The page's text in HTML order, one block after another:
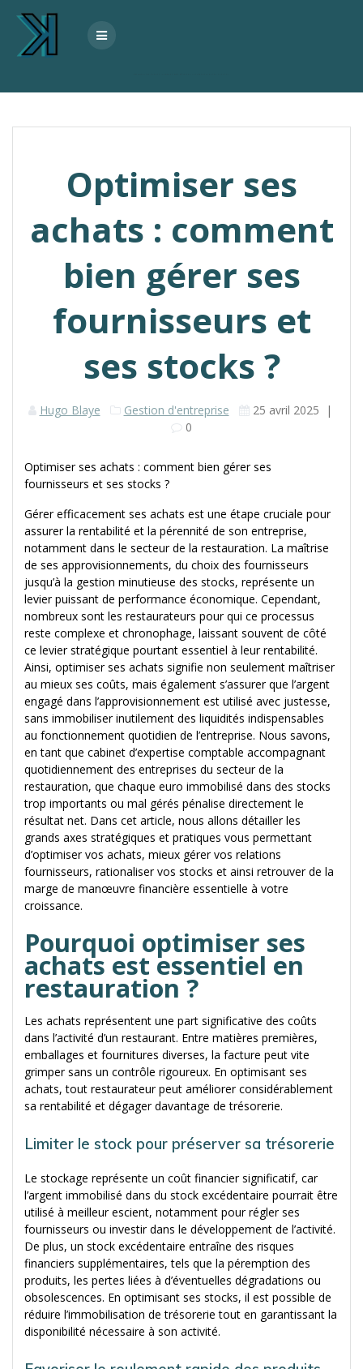
Optimiser ses
achats : comment
bien gérer ses
fournisseurs et
ses stocks ?
Hugo Blaye Gestion d'entreprise 25 avril 2025 |
0
Optimiser ses achats : comment bien gérer ses
fournisseurs et ses stocks ?
Gérer efficacement ses achats est une étape cruciale pour
assurer la rentabilité et la pérennité de son entreprise,
notamment dans le secteur de la restauration. La maîtrise
de ses approvisionnements, du choix des fournisseurs
jusqu’à la gestion minutieuse des stocks, représente un
levier puissant de performance économique. Cependant,
nombreux sont les restaurateurs pour qui ce processus
reste complexe et chronophage, laissant souvent de côté
ce levier stratégique pourtant essentiel à leur rentabilité.
Ainsi, optimiser ses achats signifie non seulement maîtriser
au mieux ses coûts, mais également s’assurer que l’argent
engagé dans l’approvisionnement est utilisé avec justesse,
sans immobiliser inutilement des liquidités indispensables
au fonctionnement quotidien de l’entreprise. Nous savons,
en tant que cabinet d’expertise comptable accompagnant
quotidiennement des entreprises du secteur de la
restauration, que chaque euro immobilisé dans des stocks
trop importants ou mal gérés pénalise directement le
résultat net. Dans cet article, nous allons détailler les
grands axes stratégiques et pratiques vous permettant
d’optimiser vos achats, mieux gérer vos relations
fournisseurs, rationaliser vos stocks et ainsi retrouver de la
marge de manœuvre financière essentielle à votre
croissance.
Pourquoi optimiser ses
achats est essentiel en
restauration ?
Les achats représentent une part significative des coûts
dans l’activité d’un restaurant. Entre matières premières,
emballages et fournitures diverses, la facture peut vite
grimper sans un contrôle rigoureux. En optimisant ses
achats, tout restaurateur peut améliorer considérablement
sa rentabilité et dégager davantage de trésorerie.
Limiter le stock pour préserver sa trésorerie
Le stockage représente un coût financier significatif, car
l’argent immobilisé dans du stock excédentaire pourrait être
utilisé à meilleur escient, notamment pour régler ses
fournisseurs ou investir dans le développement de l’activité.
De plus, un stock excédentaire entraîne des risques
financiers supplémentaires, tels que la péremption des
produits, les pertes liées à d’éventuelles dégradations ou
obsolescences. En optimisant ses stocks, il est possible de
réduire l’immobilisation de trésorerie tout en garantissant la
disponibilité nécessaire à son activité.